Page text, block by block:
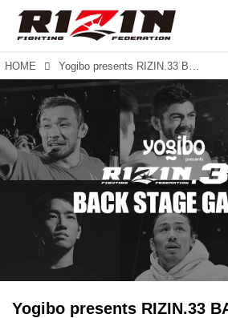
HOME Yogibo presents RIZIN.33 BACKSTAGE GALLERY vol.1
Yogibo presents RIZIN.33